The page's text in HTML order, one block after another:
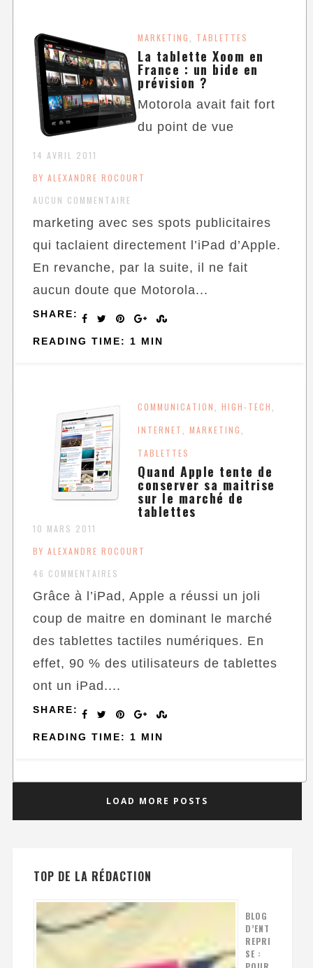
MARKETING TABLETTES
La tablette Xoom en
France : un bide en
prévision ?
14 AVRIL 2011
BY ALEXANDRE ROCOURT
AUCUN COMMENTAIRE
Motorola avait fait fort
du point de vue
marketing avec ses spots publicitaires
qui taclaient directement l’iPad d’Apple.
En revanche, par la suite, il ne fait
aucun doute que Motorola...
SHARE:
READING TIME: 1 MIN
COMMUNICATION HIGH-TECH
INTERNET MARKETING
TABLETTES
Quand Apple tente de
conserver sa maitrise
sur le marché de
tablettes
10 MARS 2011
BY ALEXANDRE ROCOURT
46 COMMENTAIRES
Grâce à l’iPad, Apple a réussi un joli
coup de maitre en dominant le marché
des tablettes tactiles numériques. En
effet, 90 % des utilisateurs de tablettes
ont un iPad....
SHARE:
READING TIME: 1 MIN
LOAD MORE POSTS
TOP DE LA RÉDACTION
BLOG
D’ENT
REPRI
SE :